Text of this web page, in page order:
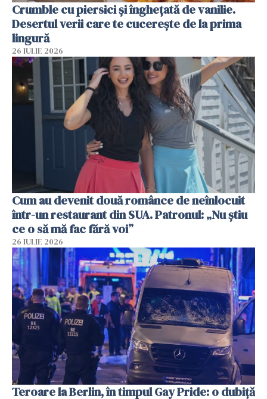
Crumble cu piersici și înghețată de vanilie.
Desertul verii care te cucerește de la prima
lingură
26 IULIE 2026
Cum au devenit două românce de neînlocuit
într-un restaurant din SUA. Patronul: „Nu știu
ce o să mă fac fără voi”
26 IULIE 2026
Teroare la Berlin, în timpul Gay Pride: o dubiță